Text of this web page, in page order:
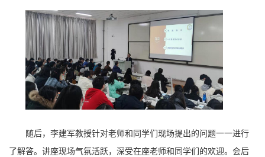
随后，李建军教授针对老师和同学们现场提出的问题一一进行
了解答。讲座现场气氛活跃，深受在座老师和同学们的欢迎。会后